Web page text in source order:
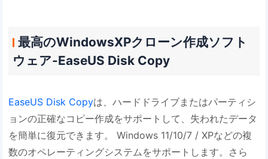
最高のWindowsXPクローン作成ソフト
ウェア-EaseUS Disk Copy
EaseUS Disk Copyは、ハードドライブまたはパーティシ
ョンの正確なコピー作成をサポートして、失われたデータ
を簡単に復元できます。 Windows 11/10/7 / XPなどの複
数のオペレーティングシステムをサポートします。さら